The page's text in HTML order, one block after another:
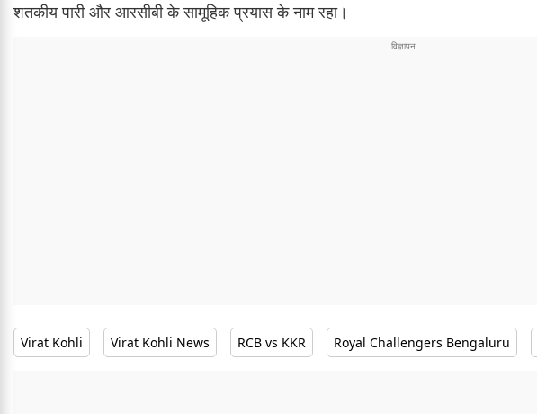
शतकीय पारी और आरसीबी के सामूहिक प्रयास के नाम रहा।
Virat Kohli Virat Kohli News RCB vs KKR Royal Challengers Bengaluru